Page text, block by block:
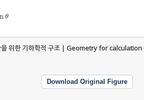
θ
을 위한 기하학적 구조 | Geometry for
Download Original Figure